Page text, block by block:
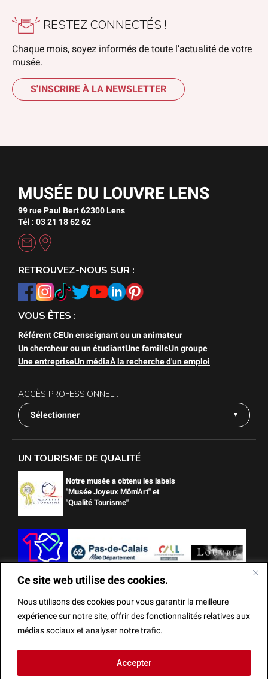
Ce site web utilise des cookies.
Nous utilisons des cookies pour vous garantir la meilleure
expérience sur notre site, offrir des fonctionnalités relatives aux
médias sociaux et analyser notre trafic.
Accepter
RESTEZ CONNECTÉS !
Chaque mois, soyez informés de toute l’actualité de votre
musée.
S'INSCRIRE À LA NEWSLETTER
MUSÉE DU LOUVRE LENS
99 rue Paul Bert 62300 Lens
Tél : 03 21 18 62 62
RETROUVEZ-NOUS SUR :
VOUS ÊTES :
Référent CEUn enseignant ou un animateur
Un chercheur ou un étudiantUne familleUn groupe
Une entrepriseUn médiaÀ la recherche d'un emploi
ACCÈS PROFESSIONNEL :
Sélectionner
UN TOURISME DE QUALITÉ
Notre musée a obtenu les labels
"Musée Joyeux Môm'Art" et
"Qualité Tourisme"
Ce site web utilise des cookies.